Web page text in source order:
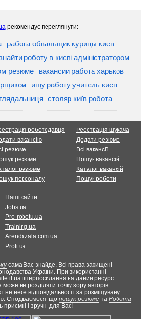
рекомендує переглянути:
работа обвальщик курицы киев
знайти роботу в києві адміністратором
резюме
вакансии работа харьков
ищу работу учитель киев
столяр київ робота
роботодавця
вакансію
резюме
резюме
резюме
персоналу
Реестрація шукача
Додати резюме
Всі вакансії
Пошук вакансій
Каталог вакансій
Пошук роботи
Наші сайти
Jobs.ua
Pro-robotu.ua
Training.ua
Arendazala.com.ua
Profi.ua
сама Вас знайде. Всі права захищені
України. При використанні
гіперпосилання на даний ресурс
може не розділяти точку зору авторів
не несе відповідальності за розміщувану
Сподіваємося, що пошук резюме та Робота
приємні і зручні для Вас!